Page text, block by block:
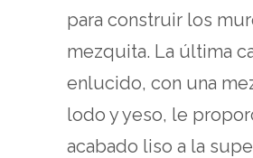
para construir los
mezquita. La última
enlucido, con una
lodo y yeso, le
acabado liso a la